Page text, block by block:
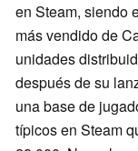
en Steam, siendo
más vendido de
unidades
después de su
una base de
típicos en Steam